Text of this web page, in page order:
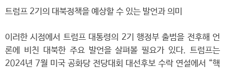
트럼프 2기의 대북정책을 예상할 수 있는 발언과 의미
이러한 시점에서 트럼프 대통령의 2기 행정부 출범을 전후해 언
론에 비친 대북한 주요 발언을 살펴볼 필요가 있다. 트럼프는
2024년 7월 미국 공화당 전당대회 대선후보 수락 연설에서 “핵